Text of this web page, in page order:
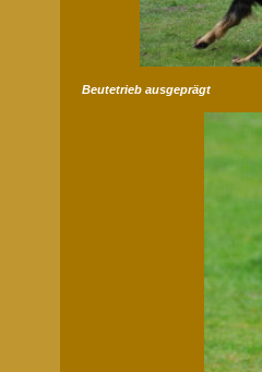
Beutetrieb ausgeprägt